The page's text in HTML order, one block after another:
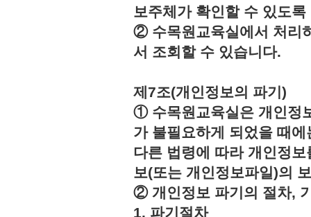
보주체가 확인할 수 있도
② 수목원교육실에서 처리
서 조회할 수 있습니다.
제7조(개인정보의 파기)
① 수목원교육실은 개인정
가 불필요하게 되었을 때
다른 법령에 따라 개인정
보(또는 개인정보파일)의
② 개인정보 파기의 절차,
1. 파기절차